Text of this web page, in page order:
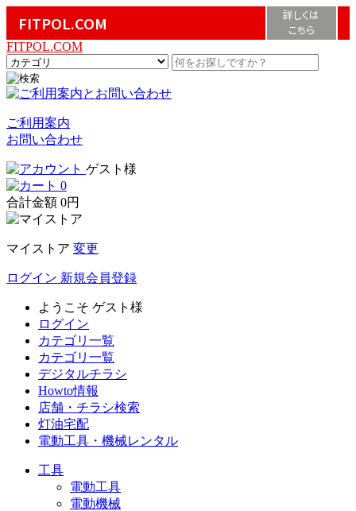
FITPOL.COM
詳しくは
こちら
FITPOL.COM
ご利用案内
お問い合わせ
ゲスト様
0
合計金額 0円
マイストア 変更
ログイン 新規会員登録
ようこそ ゲスト様
ログイン
カテゴリ一覧
カテゴリ一覧
デジタルチラシ
Howto情報
店舗・チラシ検索
灯油宅配
電動工具・機械レンタル
工具
電動工具
電動機械